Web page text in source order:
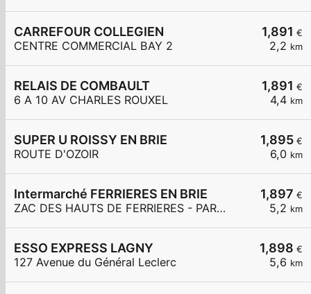
1,891 €
2,2 km
CARREFOUR COLLEGIEN
CENTRE COMMERCIAL BAY 2
1,891 €
4,4 km
RELAIS DE COMBAULT
6 A 10 AV CHARLES ROUXEL
1,895 €
6,0 km
SUPER U ROISSY EN BRIE
ROUTE D'OZOIR
1,897 €
5,2 km
Intermarché FERRIERES EN BRIE
ZAC DES HAUTS DE FERRIERES - PARC DES MERLETTES
1,898 €
5,6 km
ESSO EXPRESS LAGNY
127 Avenue du Général Leclerc